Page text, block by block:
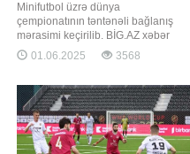
Minifutbol üzrə dünya
çempionatının təntənəli bağlanış
mərasimi keçirilib. BİG.AZ xəbər
verir ki, finaldan öncə nəzərdə
tutulan konsert proqramında Xalq
Mərdan Kazımov çıxış ediblər. Qeyd
edək ki, bağlanış mərasimindən
dərhal sonra turnirin final
qarşılaşmasında Azərbayca
01.06.2025 3568